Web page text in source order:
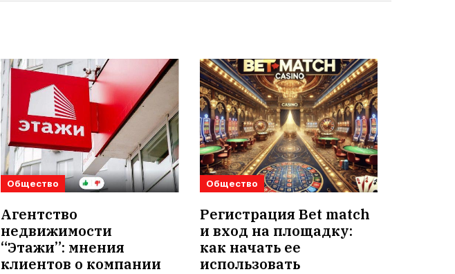
Общество
Агентство
недвижимости
“Этажи”: мнения
клиентов о компании
Общество
Регистрация Bet match
и вход на площадку:
как начать ее
использовать